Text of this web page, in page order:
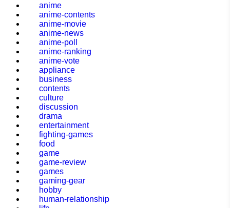
anime
anime-contents
anime-movie
anime-news
anime-poll
anime-ranking
anime-vote
appliance
business
contents
culture
discussion
drama
entertainment
fighting-games
food
game
game-review
games
gaming-gear
hobby
human-relationship